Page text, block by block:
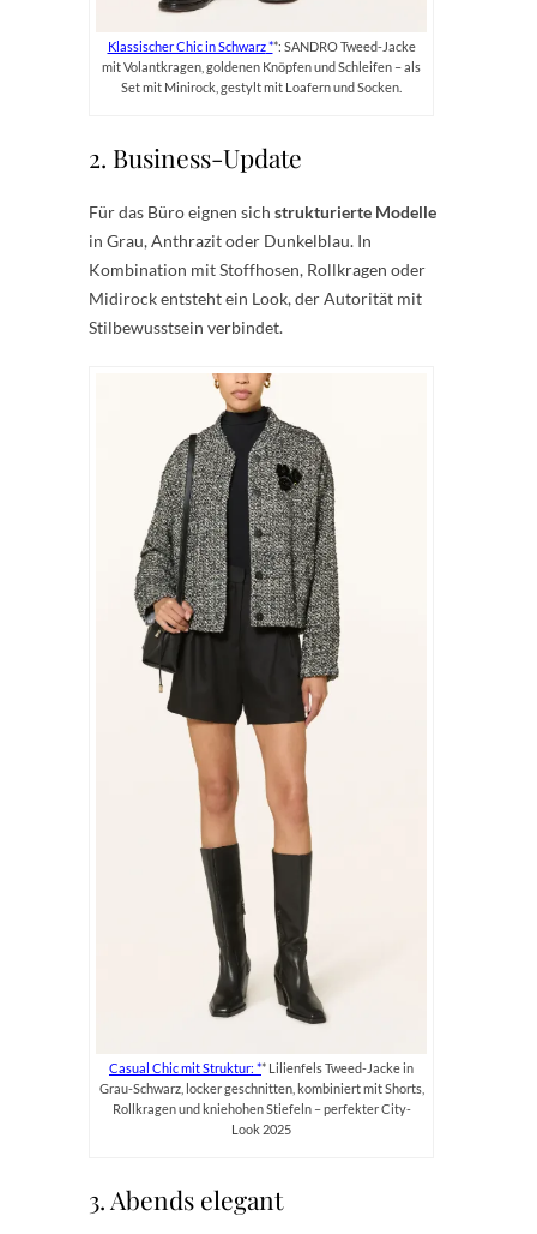
Klassischer Chic in Schwarz *: SANDRO Tweed-Jacke
mit Volantkragen, goldenen Knöpfen und Schleifen – als
Set mit Minirock, gestylt mit Loafern und Socken.
2. Business-Update
Für das Büro eignen sich strukturierte Modelle
in Grau, Anthrazit oder Dunkelblau. In
Kombination mit Stoffhosen, Rollkragen oder
Midirock entsteht ein Look, der Autorität mit
Stilbewusstsein verbindet.
Casual Chic mit Struktur: * Lilienfels Tweed-Jacke in
Grau-Schwarz, locker geschnitten, kombiniert mit Shorts,
Rollkragen und kniehohen Stiefeln – perfekter City-
Look 2025
3. Abends elegant